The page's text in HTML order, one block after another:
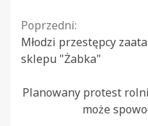
Continue
Reading
Poprzedni:
Młodzi przestępcy
sklepu "Żabka"
Planowany protest
może